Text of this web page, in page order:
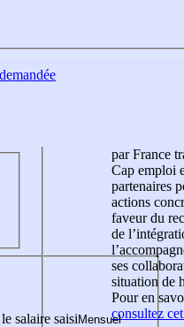
salaire saisi
par France
Cap emploi
partenaires
actions
faveur du
de
ses
situation de
Pour en
consultez